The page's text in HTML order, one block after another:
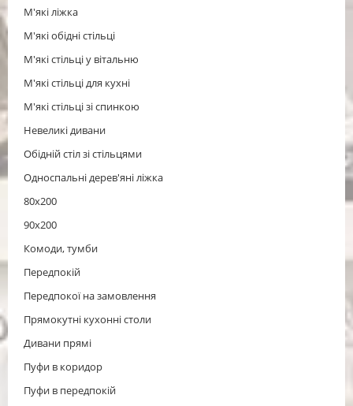
М'які ліжка
М'які обідні стільці
М'які стільці у вітальню
М'які стільці для кухні
М'які стільці зі спинкою
Невеликі дивани
Обідній стіл зі стільцями
Односпальні дерев'яні ліжка
80х200
90х200
Комоди, тумби
Передпокій
Передпокої на замовлення
Прямокутні кухонні столи
Дивани прямі
Пуфи в коридор
Пуфи в передпокій